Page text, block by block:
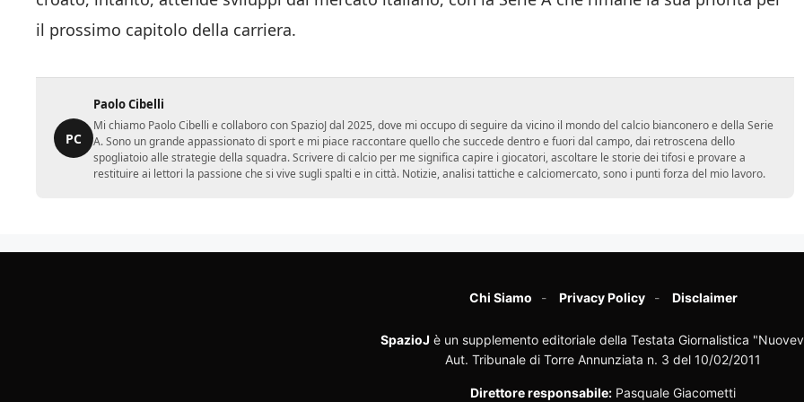
il prossimo capitolo della carriera.
PC
Paolo Cibelli
Mi chiamo Paolo Cibelli e collaboro con SpazioJ dal 2025, dove mi occupo di seguire da vicino il mondo del calcio bianconero e della Serie
A. Sono un grande appassionato di sport e mi piace raccontare quello che succede dentro e fuori dal campo, dai retroscena dello
spogliatoio alle strategie della squadra. Scrivere di calcio per me significa capire i giocatori, ascoltare le storie dei tifosi e provare a
restituire ai lettori la passione che si vive sugli spalti e in città. Notizie, analisi tattiche e calciomercato, sono i punti forza del mio lavoro.
Chi Siamo Privacy Policy Disclaimer
SpazioJ è un supplemento editoriale della Testata Giornalistica
Aut. Tribunale di Torre Annunziata n. 3 del 10/02/2011
Direttore responsabile: Pasquale Giacometti